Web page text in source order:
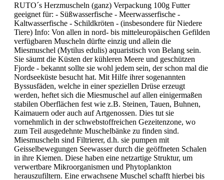
RUTO´s Herzmuscheln (ganz) Verpackung 100g Futter
geeignet für: - Süßwasserfische - Meerwasserfische -
Kaltwasserfische - Schildkröten - (insbesondere für Niedere
Tiere) Info: Von allen in nord- bis mitteleuropäischen Gefilden
verfügbaren Muscheln dürfte einzig und allein die
Miesmuschel (Mytilus edulis) aquaristisch von Belang sein.
Sie säumt die Küsten der kühleren Meere und geschützen
Fjorde - bekannt sollte sie wohl jedem sein, der schon mal die
Nordseeküste besucht hat. Mit Hilfe ihrer sogenannten
Byssusfäden, welche in einer speziellen Drüse erzeugt
werden, heftet sich die Miesmuschel auf allen einigermaßen
stabilen Oberflächen fest wie z.B. Steinen, Tauen, Buhnen,
Kaimauern oder auch auf Artgenossen. Dies tut sie
vornehmlich in der schwebstoffreichen Gezeitenzone, wo
zum Teil ausgedehnte Muschelbänke zu finden sind.
Miesmuscheln sind Filtrierer, d.h. sie pumpen mit
Geisselbewegungen Seewasser durch die geöffneten Schalen
in ihre Kiemen. Diese haben eine netzartige Struktur, um
verwertbare Mikroorganismen und Phytoplankton
herauszufiltern. Eine erwachsene Muschel schafft hierbei bis